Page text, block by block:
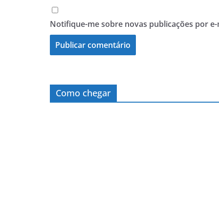
Notifique-me sobre novas publicações por
Como chegar